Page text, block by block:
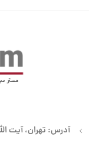
آدرس: تهران، آیت